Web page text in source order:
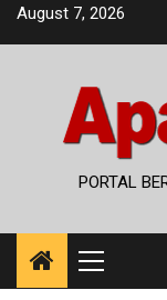
SkipAugust 7, 2026
PORTAL
Primary
Menu